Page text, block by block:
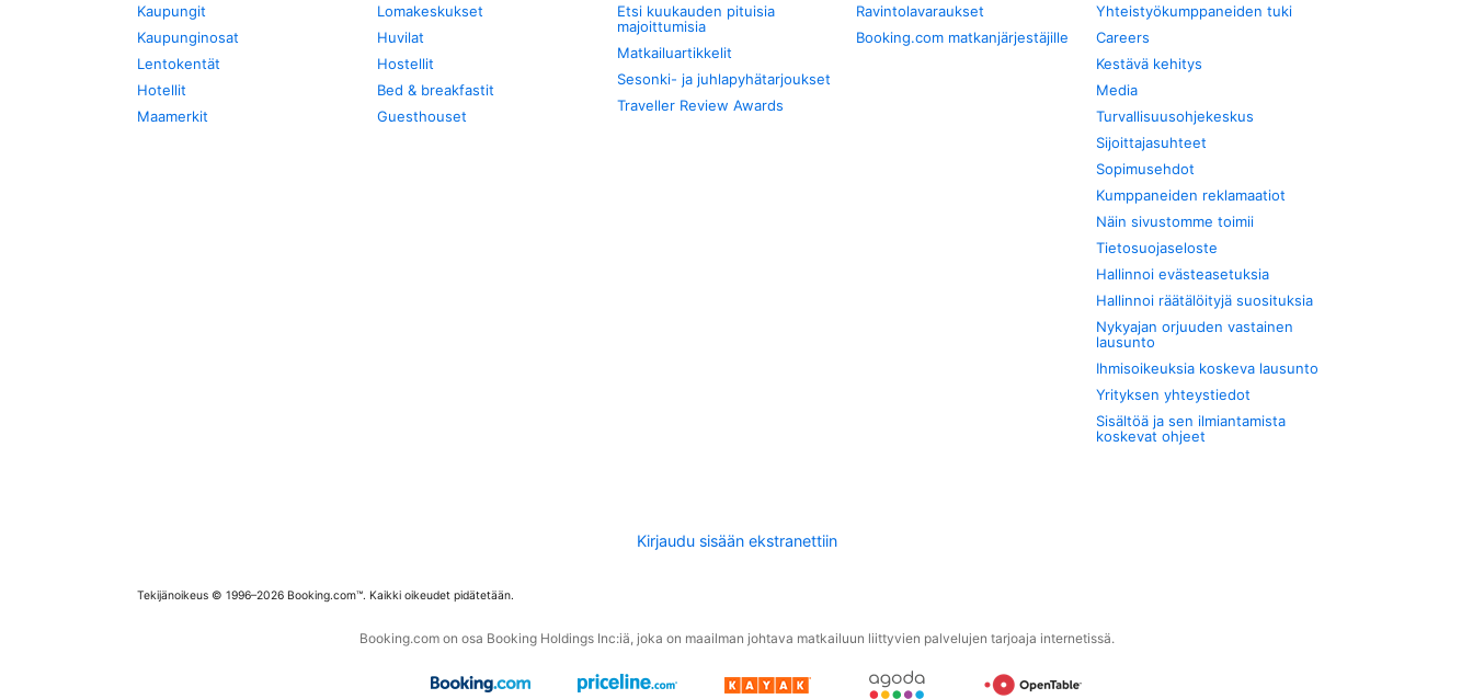
Kaupungit
Kaupunginosat
Lentokentät
Hotellit
Maamerkit
Lomakeskukset
Huvilat
Hostellit
Bed & breakfastit
Guesthouset
Etsi kuukauden pituisia
majoittumisia
Matkailuartikkelit
Sesonki- ja juhlapyhätarjoukset
Traveller Review Awards
Ravintolavaraukset
Booking.com matkanjärjestäjille
Yhteistyökumppaneiden tuki
Careers
Kestävä kehitys
Media
Turvallisuusohjekeskus
Sijoittajasuhteet
Sopimusehdot
Kumppaneiden reklamaatiot
Näin sivustomme toimii
Tietosuojaseloste
Hallinnoi evästeasetuksia
Hallinnoi räätälöityjä suosituksia
Nykyajan orjuuden vastainen
lausunto
Ihmisoikeuksia koskeva lausunto
Yrityksen yhteystiedot
Sisältöä ja sen ilmiantamista
koskevat ohjeet
Kirjaudu sisään ekstranettiin
Tekijänoikeus © 1996–2026 Booking.com™. Kaikki oikeudet pidätetään.
Booking.com on osa Booking Holdings Inc:iä, joka on maailman johtava matkailuun liittyvien palvelujen tarjoaja internetissä.